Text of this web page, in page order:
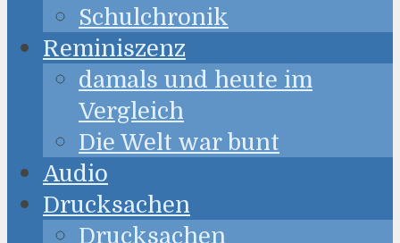
Schulchronik
Reminiszenz
damals und heute im
Vergleich
Die Welt war bunt
Audio
Drucksachen
Drucksachen